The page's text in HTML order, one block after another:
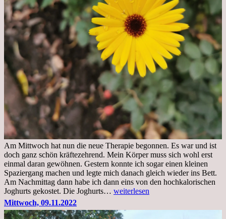
Am Mittwoch hat nun die neue Therapie begonnen. Es war und ist
doch ganz schön kräftezehrend. Mein Körper muss sich wohl erst
einmal daran gewöhnen. Gestern konnte ich sogar einen kleinen
Spaziergang machen und legte mich danach gleich wieder ins Bett.
Am Nachmittag dann habe ich dann eins von den hochkalorischen
Joghurts gekostet. Die Joghurts… Freitag,
Therapie
weiterlesen
Mittwoch, 09.11.2022